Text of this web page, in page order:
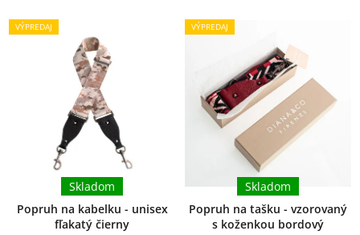
VÝPREDAJ
Popruh na kabelku - unisex
fľakatý čierny
Skladom
VÝPREDAJ
Popruh na tašku - vzorovaný
s koženkou bordový
Skladom